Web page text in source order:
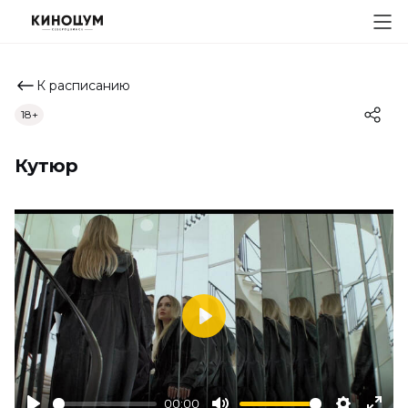
К расписанию
Кутюр
18+
00:00
Play